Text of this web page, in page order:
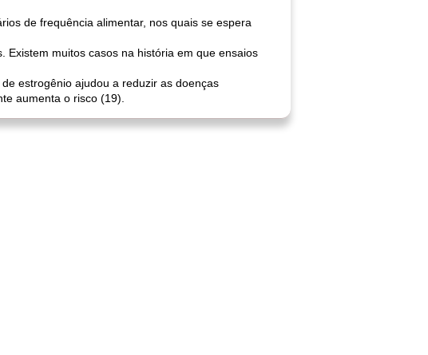
de frequência alimentar, nos quais se espera
Existem muitos casos na história em que ensaios
estrogênio ajudou a reduzir as doenças
aumenta o risco (19).